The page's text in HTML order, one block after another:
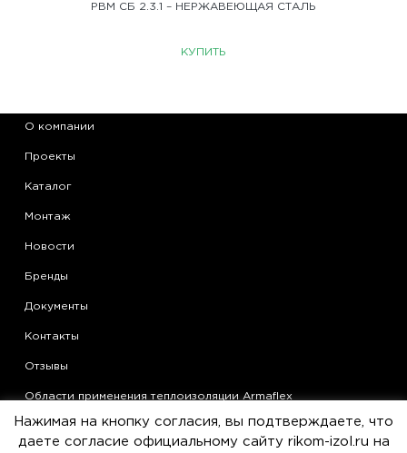
РВМ СБ 2.3.1 – НЕРЖАВЕЮЩАЯ СТАЛЬ
КУПИТЬ
О компании
Проекты
Каталог
Монтаж
Новости
Бренды
Документы
Контакты
Отзывы
Области применения теплоизоляции Armaflex
Статьи
Нажимая на кнопку согласия, вы подтверждаете, что
даете согласие официальному сайту rikom-izol.ru на